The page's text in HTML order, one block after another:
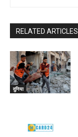
RELATED ARTICLES
दुनिया